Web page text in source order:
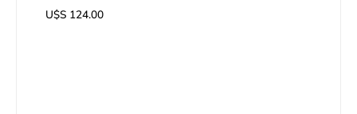
U$S 124.00